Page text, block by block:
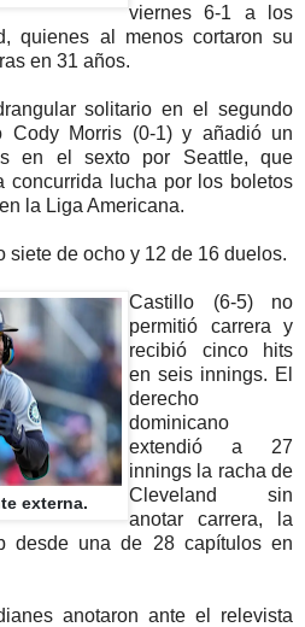
viernes 6-1 a los
quienes al menos cortaron su
en 31 años.
solitario en el segundo
Cody Morris (0-1) y añadió un
en el sexto por Seattle, que
concurrida lucha por los boletos
la Liga Americana.
siete de ocho y 12 de 16 duelos.
externa.
Castillo (6-5) no
permitió carrera y
recibió cinco hits
en seis innings. El
derecho
dominicano
extendió a 27
innings la racha de
Cleveland sin
anotar carrera, la
desde una de 28 capítulos en
anotaron ante el relevista